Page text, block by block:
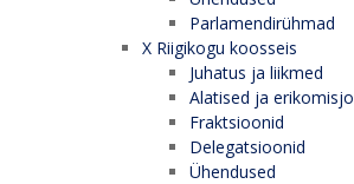
Parlamendirühmad
X Riigikogu koosseis
Juhatus ja liikmed
Alatised ja
Fraktsioonid
Delegatsioonid
Ühendused